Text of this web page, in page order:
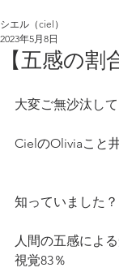
【五感の割
シエル（ciel）
2023年5月8日
大変ご無沙汰して
CielのOliviaこと
知っていました？
人間の五感によ
視覚83％